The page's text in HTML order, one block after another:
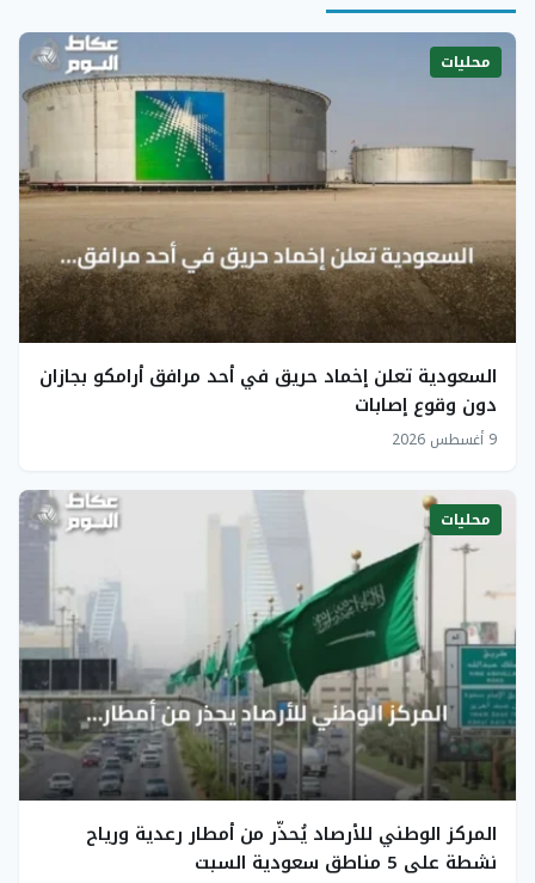
محليات
السعودية تعلن إخماد حريق في أحد مرافق أرامكو بجازان
دون وقوع إصابات
9 أغسطس 2026
محليات
المركز الوطني للأرصاد يُحذّر من أمطار رعدية ورياح
نشطة على 5 مناطق سعودية السبت